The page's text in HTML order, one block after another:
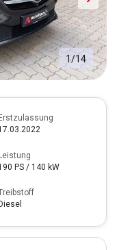
1/14
PS / 140 kW
Diesel